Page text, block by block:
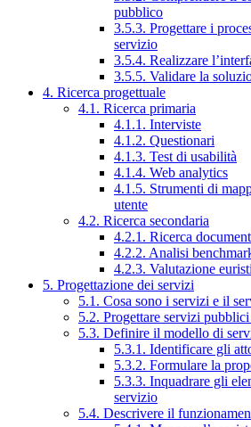
pubblico
3.5.3. Progettare i
servizio
3.5.4. Realizzare
3.5.5. Validare la
4. Ricerca progettuale
4.1. Ricerca primaria
4.1.1. Interviste
4.1.2. Questionari
4.1.3. Test di usabilità
4.1.4. Web analytics
4.1.5. Strumenti di
utente
4.2. Ricerca secondaria
4.2.1. Ricerca
4.2.2. Analisi
4.2.3. Valutazione
5. Progettazione dei servizi
5.1. Cosa sono i servizi e il
5.2. Progettare servizi
5.3. Definire il modello di
5.3.1. Identificare gli
5.3.2. Formulare la
5.3.3. Inquadrare gli
servizio
5.4. Descrivere il